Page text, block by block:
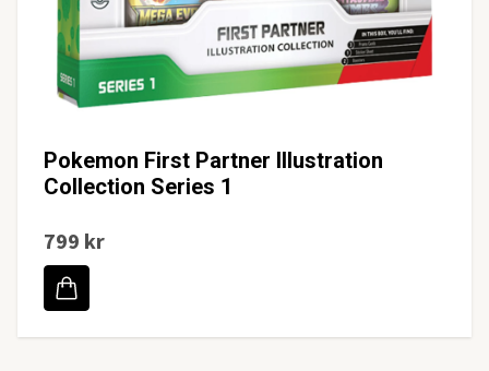
Pokemon First Partner Illustration
Collection Series 1
799 kr